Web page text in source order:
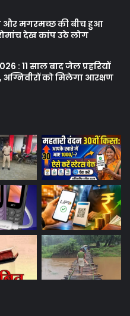
और मगरमच्छ की बीच हुआ
देख कांप उठे लोग
: 11 साल बाद जेल प्रहरियों
अग्निवीरों को मिलेगा आरक्षण